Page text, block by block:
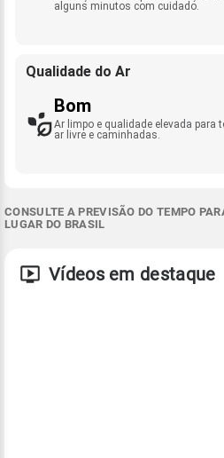
alguns minutos com cuidado.
Qualidade do Ar
Bom
Ar limpo e qualidade elevada para
ar livre e caminhadas.
CONSULTE A PREVISÃO DO TEMPO
LUGAR DO BRASIL
Vídeos em destaque